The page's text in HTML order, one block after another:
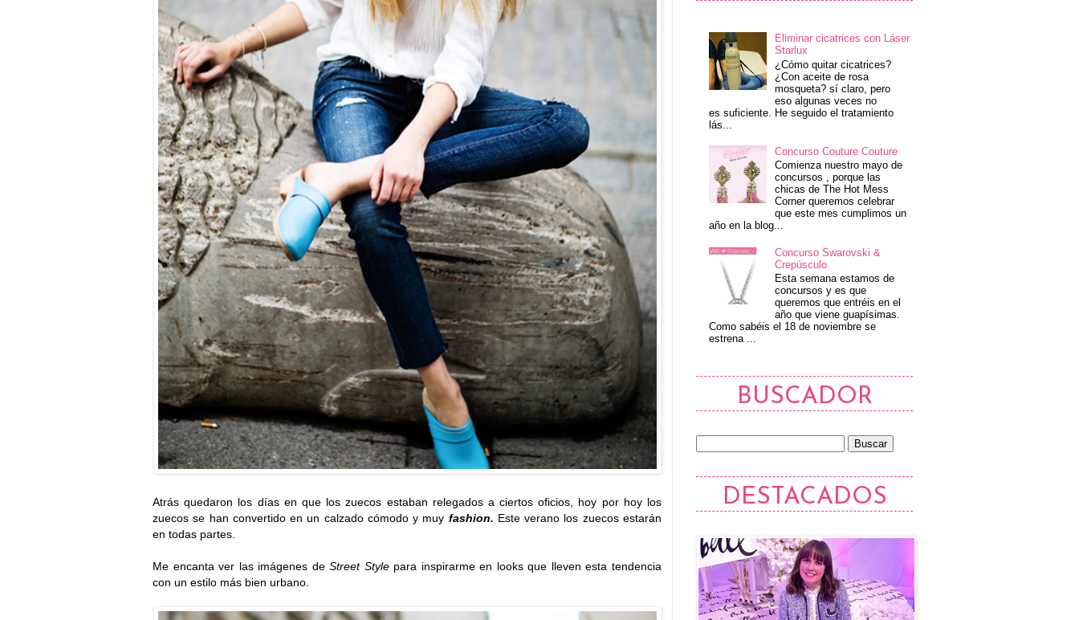
Atrás quedaron los días en que los zuecos estaban relegados a ciertos oficios, hoy por hoy los
zuecos se han convertido en un calzado cómodo y muy fashion. Este verano los zuecos estarán
en todas partes.
Me encanta ver las imágenes deStreet Stylepara inspirarme en looks que lleven esta tendencia
con un estilo más bien urbano.
Eliminar cicatrices con Láser
Starlux
¿Cómo quitar cicatrices?
¿Con aceite de rosa
mosqueta? sí claro, pero
eso algunas veces no
es suficiente. He seguido el tratamiento
lás...
Concurso Couture Couture
Comienza nuestro mayo de
concursos , porque las
chicas de The Hot Mess
Corner queremos celebrar
que este mes cumplimos un
año en la blog...
Concurso Swarovski &
Crepúsculo
Esta semana estamos de
concursos y es que
queremos que entréis en el
año que viene guapísimas.
Como sabéis el 18 de noviembre se
estrena ...
BUSCADOR
DESTACADOS